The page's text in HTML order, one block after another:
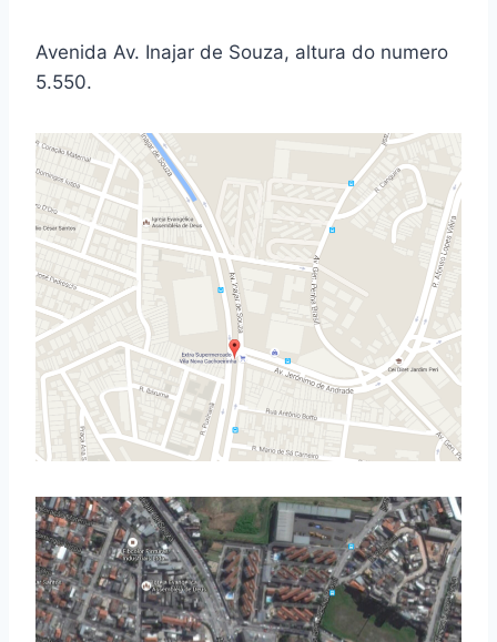
Avenida Av. Inajar de Souza, altura do numero
5.550.